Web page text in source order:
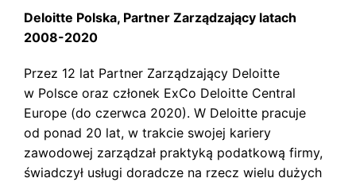
w
a
e
l
s
k
i
Deloitte Polska, Partner Zarządzający latach
2008-2020
Przez 12 lat Partner Zarządzający Deloitte
w Polsce oraz członek ExCo Deloitte Central
Europe (do czerwca 2020). W Deloitte pracuje
od ponad 20 lat, w trakcie swojej kariery
zawodowej zarządzał praktyką podatkową firmy,
świadczył usługi doradcze na rzecz wielu dużych